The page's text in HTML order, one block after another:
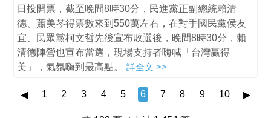
日投開票，截至晚間8時30分，民進黨正副總統賴清
德、蕭美琴得票數來到550萬左右，在對手國民黨侯友
宜、民眾黨柯文哲先後宣布敗選後，晚間8時30分，賴
清德陣營也宣布當選，現場支持者嗨喊「台灣贏得
美」，氣氛嗨到最高點。
詳全文 >>
◂ 1 2 3 4 5 6 7 8 9 10 ▸